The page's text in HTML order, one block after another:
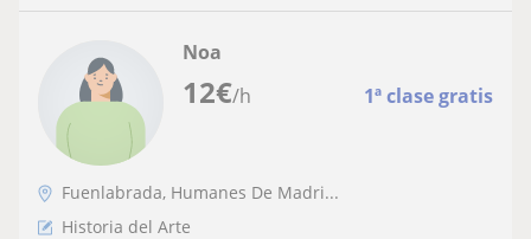
12€/h 1ª clase gratis
Noa
Fuenlabrada, Humanes De Madri...
Historia del Arte